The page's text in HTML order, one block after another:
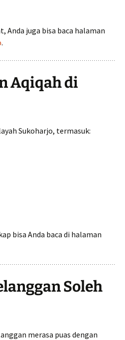
Anda juga bisa baca halaman
.
Aqiqah di
Sukoharjo, termasuk:
bisa Anda baca di halaman
Soleh
merasa puas dengan